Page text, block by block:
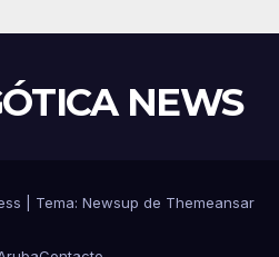
NEWS
Tema: Newsup de Themeansar